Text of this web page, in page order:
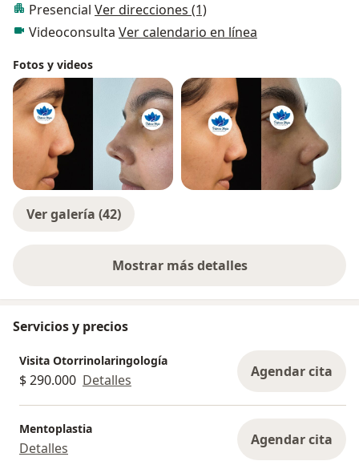
Presencial Ver direcciones (1)
Videoconsulta Ver calendario en línea
Fotos y videos
Ver galería (42)
Mostrar más detalles
sobre la experiencia
Servicios y precios
Visita Otorrinolaringología
$ 290.000 Detalles Agendar cita
Mentoplastia
Detalles Agendar cita